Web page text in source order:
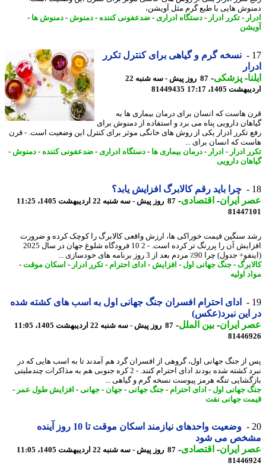
هایی با طبع گرم مثل آویشن،
- تکرر ادرار - دستگاه ادراری - ضدعفونی کننده-دمنوش-دمنوش ها-
نسخه گرم و گیاهی برای کنترل تکرر
-پزشکی-
87 روز پیش - سه شنبه 22
1405، 17:17
81449435
هاست که انسان برای درمان بیماری ها به
دارویی پناه می برد و استفاده از دمنوش برای
تکرر ادرار یکی از روش های خانگی موثر برای کنترل این وضعیت است. - قرن
که انسان برای ...
ادرار
- ادرار - درمان بیماری ها - دستگاه ادراری - ضدعفونی کننده-دمنوش-
دارویی
چرا باید رقم کالابرگ افزایش یابد؟
ایران- اقتصادی-87 روز پیش - سه شنبه 22 اردیبهشت 1405، 11:25
سنگین قیمت خوراکی ها، ارزش واقعی کالابرگ را کوچک کرده و ضرورت
افزایش آن را پررنگ تر کرده است. - 2 10 فرودگاه شلوغ جهان در سال 2025
چرا 90٪ مردم بعد از 3 روز برنامه های خودسازی ...
- جنگ جهانی اول-افزایش -ادای احترام- تکرر ادرار - اسکان موقت-
اولیه
ادای احترام افسران جنگ جهانی اول به اسب های کشته شده
این نبرد(عکس)
ایران- بین الملل-87 روز پیش - سه شنبه 22 اردیبهشت 1405، 11:05
جنگ جهانی اول، گروهی از افسران گرد هم آمدند تا به اسب هایی که در
نبرد کشته شده بودند ادای احترام کنند. - 2 کره جنوبی هم به مذاکرات چندملیتی
تنگه هرمز پیوست نسخه گرم و گیاهی ...
جهانی اول-ادای احترام- جنگ جهانی-جهان-جهانی-افزایش طول عمر -
جهانی نفت
وضعیت واحدهای نیازمند اسکان موقت تا 10 روز آینده
می شود
ایران- اقتصادی-87 روز پیش - سه شنبه 22 اردیبهشت 1405، 11:05